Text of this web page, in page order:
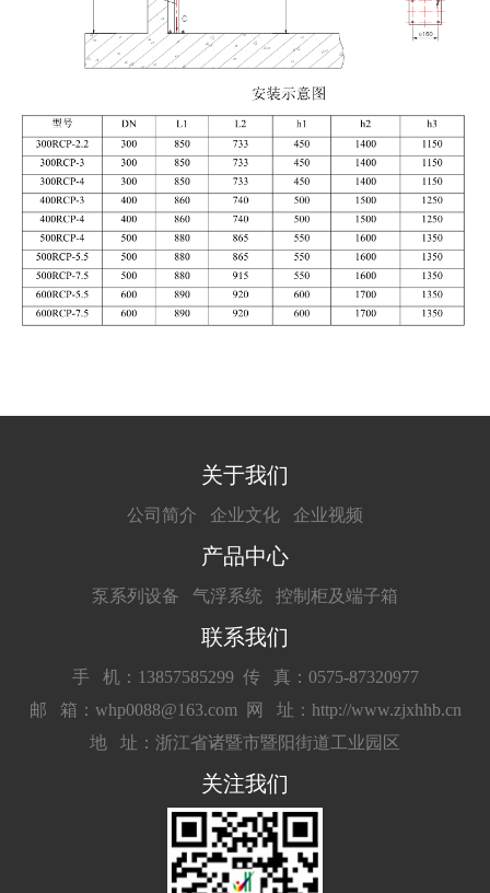
关于我们
公司简介 企业文化 企业视频
产品中心
泵系列设备 气浮系统 控制柜及端子箱
联系我们
手 机：13857585299 传 真：0575-87320977
邮 箱：whp0088@163.com
网 址：http://www.zjxhhb.cn
地 址：浙江省诸暨市暨阳街道工业园区
关注我们